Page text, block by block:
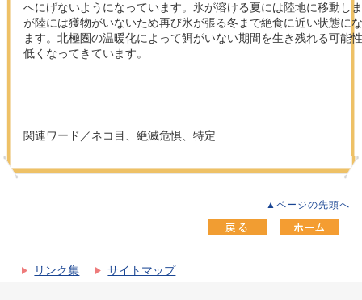
へにげないようになっています。氷が溶ける夏には陸地に移動し
が陸には獲物がいないため再び氷が張る冬まで絶食に近い状態に
ます。北極圏の温暖化によって餌がいない期間を生き残れる可能
低くなってきています。
関連ワード／ネコ目、絶滅危惧、特定
▲ページの先頭へ
リンク集 サイトマップ